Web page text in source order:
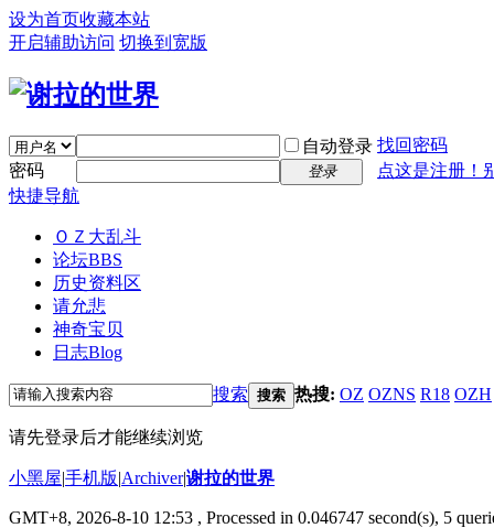
设为首页收藏本站
开启辅助访问 切换到宽版
自动登录 找回密码
密码
登录
点这是注册！
快捷导航
ＯＺ大乱斗
论坛BBS
历史资料区
请允悲
神奇宝贝
日志Blog
搜索 搜索 热搜: OZ OZNS R18 OZH
请先登录后才能继续浏览
小黑屋|手机版|Archiver|谢拉的世界
GMT+8, 2026-8-10 12:53 , Processed in 0.046747 second(s), 5